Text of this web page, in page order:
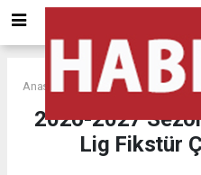
Anasayfa SPOR
2026-2027
Lig Fikstür